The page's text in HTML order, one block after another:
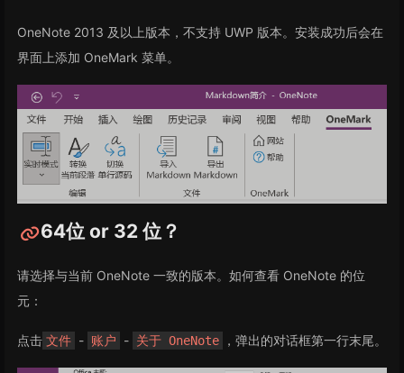
OneNote 2013 及以上版本，不支持 UWP 版本。安装成功后会在
界面上添加 OneMark 菜单。
64位 or 32 位？
请选择与当前 OneNote 一致的版本。如何查看 OneNote 的位
元：
点击 文件 - 账户 - 关于 OneNote ，弹出的对话框第一行末尾。